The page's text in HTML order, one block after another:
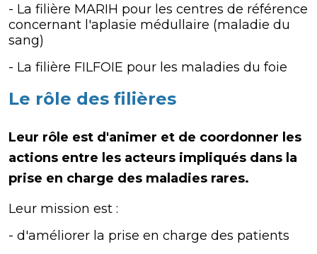
- La filière MARIH pour les centres de référence
concernant l'aplasie médullaire (maladie du
sang)
- La filière FILFOIE pour les maladies du foie
Le rôle des filières
Leur rôle est d'animer et de coordonner les
actions entre les acteurs impliqués dans la
prise en charge des maladies rares.
Leur mission est :
- d'améliorer la prise en charge des patients